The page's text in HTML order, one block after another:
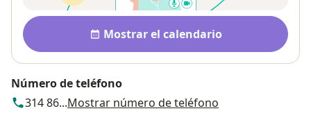
Disponibilidad
Mostrar el calendario
Número de teléfono
314 86...Mostrar número de teléfono